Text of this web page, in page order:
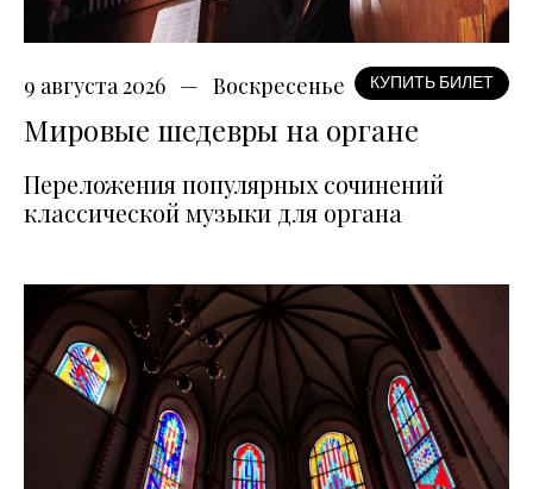
9 августа 2026 Воскресенье КУПИТЬ БИЛЕТ
Мировые шедевры на органе
Переложения популярных сочинений
классической музыки для органа